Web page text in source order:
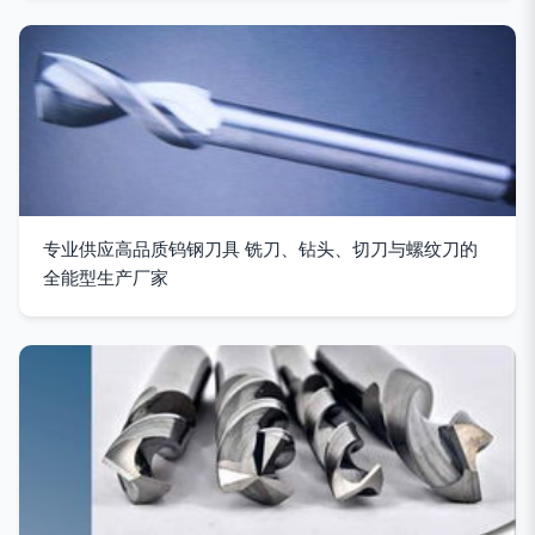
专业供应高品质钨钢刀具 铣刀、钻头、切刀与螺纹刀的
全能型生产厂家